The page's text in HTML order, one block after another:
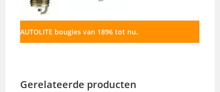
AUTOLITE bougies van 1896 tot nu.
Gerelateerde producten